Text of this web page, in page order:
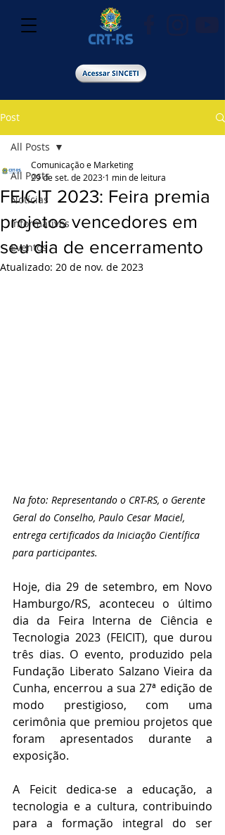
Post
All Posts
Notícias
Informativos
Eventos
All Posts
FEICIT 2023: Feira premia
projetos vencedores em
seu dia de encerramento
Comunicação e Marketing
29 de set. de 2023 1 min de leitura
Atualizado: 20 de nov. de 2023
Na foto: Representando o CRT-RS, o Gerente
Geral do Conselho, Paulo Cesar Maciel,
entrega certificados da Iniciação Científica
para participantes.
Hoje, dia 29 de setembro, em Novo
Hamburgo/RS, aconteceu o último
dia da Feira Interna de Ciência e
Tecnologia 2023 (FEICIT), que durou
três dias. O evento, produzido pela
Fundação Liberato Salzano Vieira da
Cunha, encerrou a sua 27ª edição de
modo prestigioso, com uma
cerimônia que premiou projetos que
foram apresentados durante a
exposição.
A Feicit dedica-se a educação, a
tecnologia e a cultura, contribuindo
para a formação integral do ser